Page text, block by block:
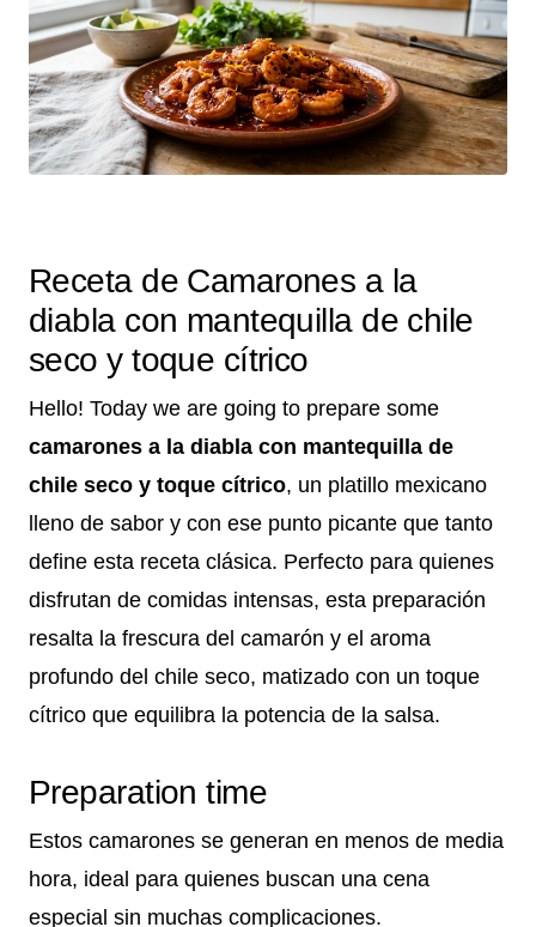
Receta de Camarones a la
diabla con mantequilla de chile
seco y toque cítrico
Hello! Today we are going to prepare some
camarones a la diabla con mantequilla de
chile seco y toque cítrico, un platillo mexicano
lleno de sabor y con ese punto picante que tanto
define esta receta clásica. Perfecto para quienes
disfrutan de comidas intensas, esta preparación
resalta la frescura del camarón y el aroma
profundo del chile seco, matizado con un toque
cítrico que equilibra la potencia de la salsa.
Preparation time
Estos camarones se generan en menos de media
hora, ideal para quienes buscan una cena
especial sin muchas complicaciones.